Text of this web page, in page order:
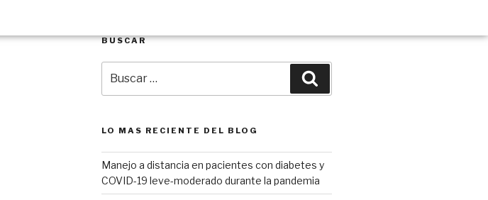
BUSCAR
LO MAS RECIENTE DEL BLOG
Manejo a distancia en pacientes con diabetes y
COVID-19 leve-moderado durante la pandemia